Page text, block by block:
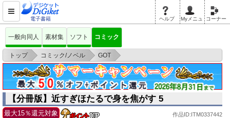
電子書籍 ヘルプ Myメニュ コーナー
一般向同人 素材集 ソフト コミック
トップ > コミック/ノベル > GOT
>
【分冊版】近すぎほたるで身を焦がす 5
【分冊版】近すぎほたるで身を焦がす 5
最大15％還元対象 作品ID:ITM0337442